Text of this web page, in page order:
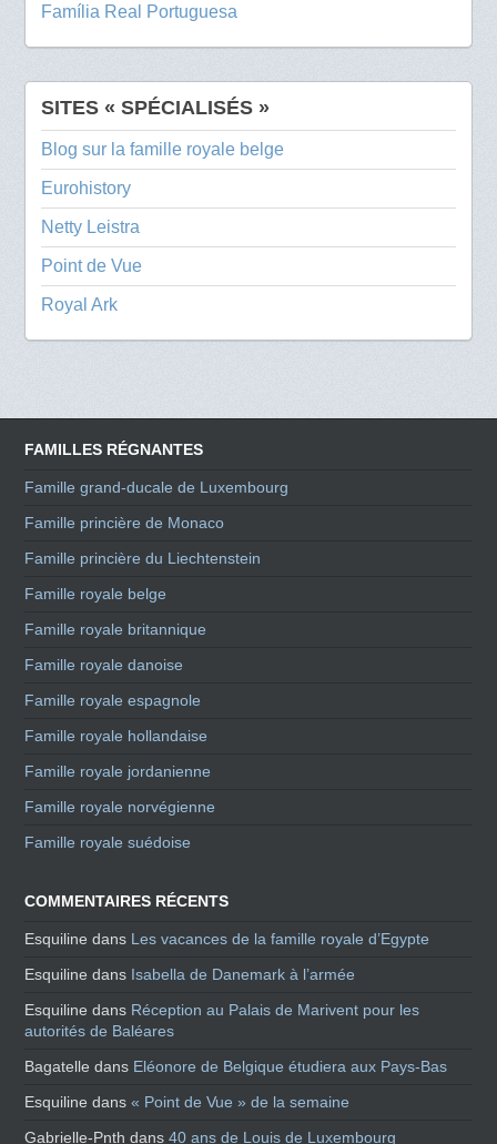
Família Real Portuguesa
SITES « SPÉCIALISÉS »
Blog sur la famille royale belge
Eurohistory
Netty Leistra
Point de Vue
Royal Ark
FAMILLES RÉGNANTES
Famille grand-ducale de Luxembourg
Famille princière de Monaco
Famille princière du Liechtenstein
Famille royale belge
Famille royale britannique
Famille royale danoise
Famille royale espagnole
Famille royale hollandaise
Famille royale jordanienne
Famille royale norvégienne
Famille royale suédoise
COMMENTAIRES RÉCENTS
Esquiline dans Les vacances de la famille royale d’Egypte
Esquiline dans Isabella de Danemark à l’armée
Esquiline dans Réception au Palais de Marivent pour les
autorités de Baléares
Bagatelle dans Eléonore de Belgique étudiera aux Pays-Bas
Esquiline dans« Point de Vue » de la semaine
Gabrielle-Pnth dans40 ans de Louis de Luxembourg